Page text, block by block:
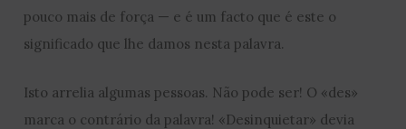
pouco mais de força — e é um facto que é este o
significado que lhe damos nesta palavra.
Isto arrelia algumas pessoas. Não pode ser! O «des»
marca o contrário da palavra! «Desinquietar» devia